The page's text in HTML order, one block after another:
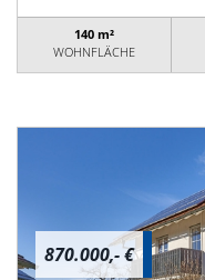
140 m²
WOHNFLÄCHE
870.000,- €